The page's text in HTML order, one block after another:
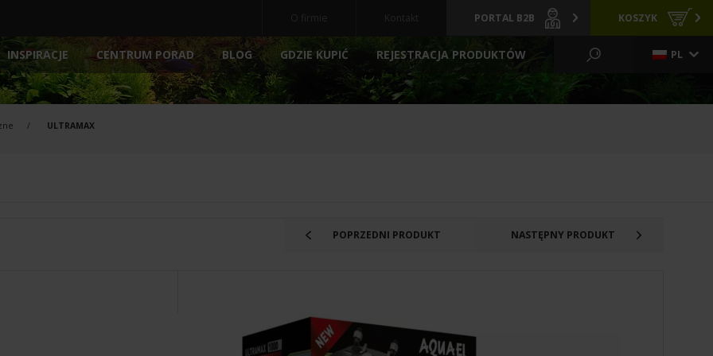
O firmie Kontakt PORTAL B2B KOSZYK
AKWARIA AKCESORIA
OCZKO WODNE I OGRÓD
NOWOŚCI GRZAŁKI ARCHIWALNE
INSPIRACJE CENTRUM PORAD BLOG GDZIE KUPIĆ REJESTRACJA PRODUKTÓW PL
ULTRAMAX
POPRZEDNI PRODUKT NASTĘPNY PRODUKT